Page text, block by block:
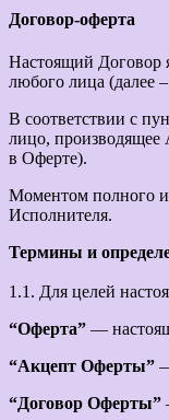
Договор-оферта
Настоящий Договор
любого лица (далее
В соответствии с
лицо, производящее
в Оферте).
Моментом полного и
Исполнителя.
Термины и
1.1. Для целей
“Оферта” —
“Акцепт Оферты”
“Договор Оферты”